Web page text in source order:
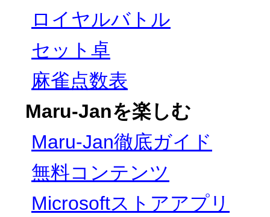
ロイヤルバトル
セット卓
麻雀点数表
Maru-Janを楽しむ
Maru-Jan徹底ガイド
無料コンテンツ
Microsoftストアアプリ